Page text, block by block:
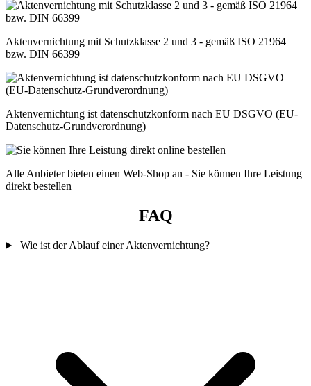
Aktenvernichtung mit Schutzklasse 2 und 3 - gemäß ISO 21964
bzw. DIN 66399
Aktenvernichtung ist datenschutzkonform nach EU DSGVO (EU-
Datenschutz-Grundverordnung)
Alle Anbieter bieten einen Web-Shop an - Sie können Ihre Leistung
direkt bestellen
FAQ
Wie ist der Ablauf einer Aktenvernichtung?